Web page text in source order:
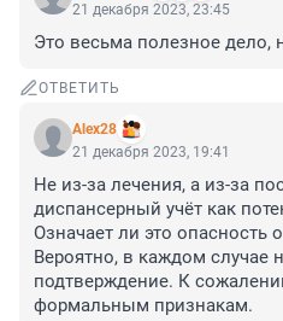
21 декабря 2023, 23:45
Это весьма полезное дело,
ОТВЕТИТЬ
Alex28
21 декабря 2023, 19:41
Не из-за лечения, а из-за
диспансерный учёт как
Означает ли это опасность
Вероятно, в каждом случае
подтверждение. К
формальным признакам.